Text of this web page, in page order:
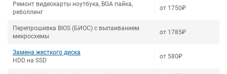
Ремонт видеокарты ноутбука, BGA пайка,
реболлинг
от 1750₽
Перепрошивка BIOS (БИОС) с выпаиванием
микросхемы
от 1785₽
Замена жесткого диска
HDD на SSD
от 580₽